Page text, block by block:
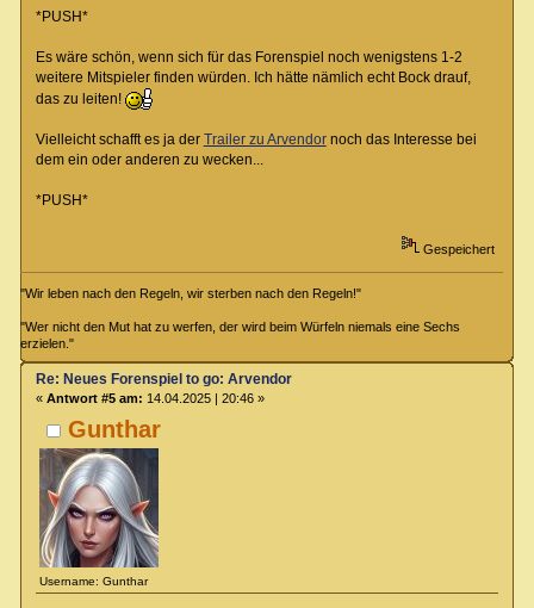
*PUSH*
Es wäre schön, wenn sich für das Forenspiel noch wenigstens 1-2
weitere Mitspieler finden würden. Ich hätte nämlich echt Bock drauf,
das zu leiten!
Vielleicht schafft es ja der Trailer zu Arvendornoch das Interesse bei
dem ein oder anderen zu wecken...
*PUSH*
Gespeichert
"Wir leben nach den Regeln, wir sterben nach den Regeln!"
"Wer nicht den Mut hat zu werfen, der wird beim Würfeln niemals eine Sechs
erzielen."
Gunthar
Username: Gunthar
Re: Neues Forenspiel to go: Arvendor
« Antwort #5 am: 14.04.2025 | 20:46 »